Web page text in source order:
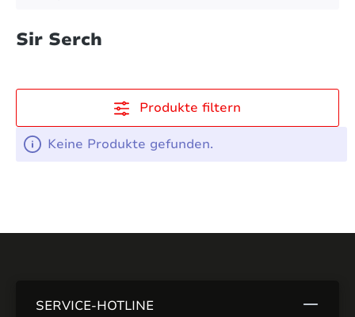
Sir Serch
Produkte filtern
Keine Produkte gefunden.
SERVICE-HOTLINE